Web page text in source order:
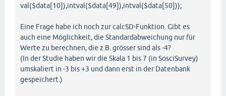
val($data[10]),intval($data[49]),intval($data[50]));
Eine Frage habe ich noch zur calcSD-Funktion. Gibt es
auch eine Möglichkeit, die Standardabweichung nur für
Werte zu berechnen, die z.B. grösser sind als -4?
(In der Studie haben wir die Skala 1 bis 7 (in SosciSurvey)
umskaliert in -3 bis +3 und dann erst in der Datenbank
gespeichert.)